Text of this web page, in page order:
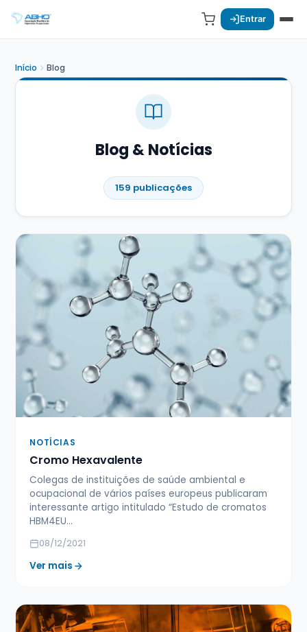
Entrar
Início Blog
Blog & Notícias
159 publicações
NOTÍCIAS
Cromo Hexavalente
Colegas de instituições de saúde ambiental e
ocupacional de vários países europeus publicaram
interessante artigo intitulado “Estudo de cromatos
HBM4EU…
08/12/2021
Ver mais